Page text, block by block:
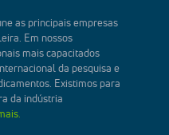
as principais empresas
Em nossos
mais capacitados
da pesquisa e
Existimos para
da indústria